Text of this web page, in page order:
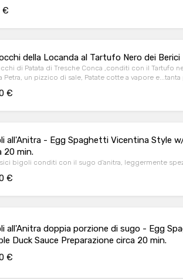
€
della Locanda al Tartufo Nero dei Berici
di Patata di Tresche Conca ,conditi con il Tartufo
Petra, un pizzico di sale, Patate cotte a vapore
€
all'Anitra - Egg Spaghetti Vicentina Style
20 min.
bigoli conditi con il sugo d'anitra, leggermente
€
all'Anitra doppia porzione di sugo - Egg
Duck Sauce Preparazione circa 20 min.
€